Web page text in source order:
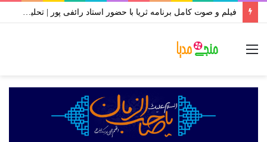
فیلم و صوت کامل برنامه ثریا با حضور استاد رائفی پور | تحلیل حوادث اخیر ایران | مهر ۱۴۰۱